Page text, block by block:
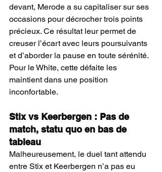
devant, Merode a su capitaliser sur ses
occasions pour décrocher trois points
précieux. Ce résultat leur permet de
creuser l’écart avec leurs poursuivants
et d’aborder la pause en toute sérénité.
Pour le White, cette défaite les
maintient dans une position
inconfortable.
Stix vs Keerbergen : Pas de
match, statu quo en bas de
tableau
Malheureusement, le duel tant attendu
entre Stix et Keerbergen n’a pas eu